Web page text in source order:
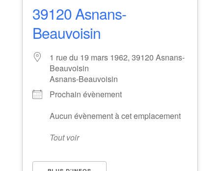
39120 Asnans-
Beauvoisin
1 rue du 19 mars 1962, 39120 Asnans-
Beauvoisin
Asnans-Beauvoisin
Prochain évènement
Aucun évènement à cet emplacement
Tout voir